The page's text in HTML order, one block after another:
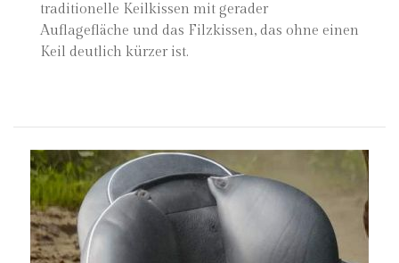
traditionelle Keilkissen mit gerader
Auflagefläche und das Filzkissen, das ohne einen
Keil deutlich kürzer ist.